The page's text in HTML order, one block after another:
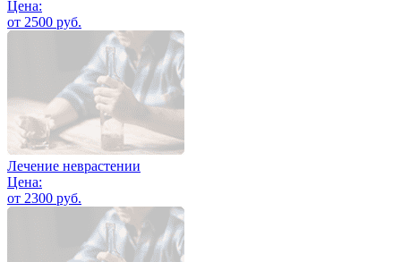
Цена:
от 2500 руб.
Лечение неврастении
Цена:
от 2300 руб.